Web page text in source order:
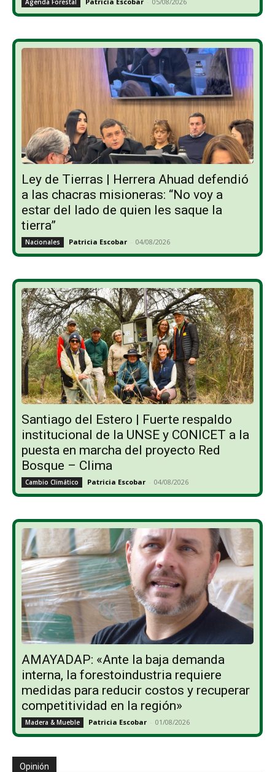
Ley de Tierras | Herrera Ahuad defendió
a las chacras misioneras: “No voy a
estar del lado de quien les saque la
tierra”
Nacionales Patricia Escobar - 04/08/2026
Santiago del Estero | Fuerte respaldo
institucional de la UNSE y CONICET a la
puesta en marcha del proyecto Red
Bosque – Clima
Cambio Climático Patricia Escobar - 04/08/2026
AMAYADAP: «Ante la baja demanda
interna, la forestoindustria requiere
medidas para reducir costos y recuperar
competitividad en la región»
Madera & Mueble Patricia Escobar - 01/08/2026
Opinión